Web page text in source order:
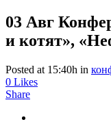
03 Авг
и котят»,
Posted at 15:40h in
0 Likes
Share